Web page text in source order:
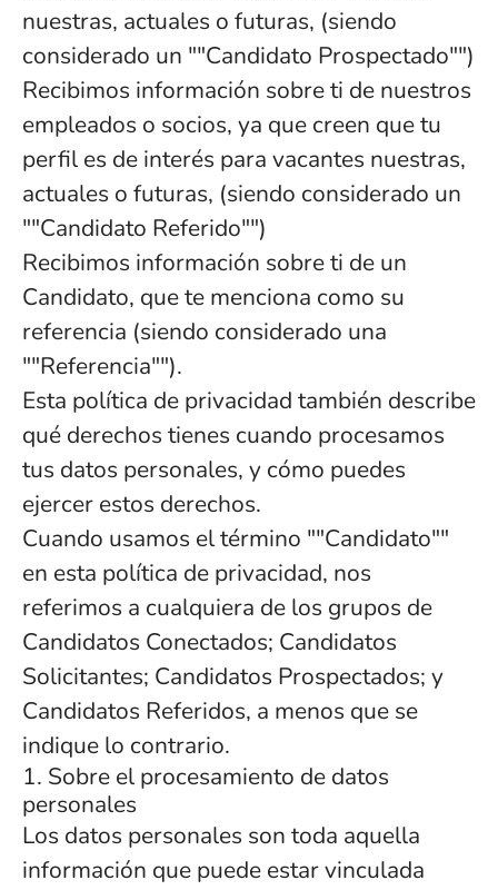
nuestras, actuales o futuras, (siendo
considerado un ""Candidato Prospectado"")
Recibimos información sobre ti de nuestros
empleados o socios, ya que creen que tu
perfil es de interés para vacantes nuestras,
actuales o futuras, (siendo considerado un
""Candidato Referido"")
Recibimos información sobre ti de un
Candidato, que te menciona como su
referencia (siendo considerado una
""Referencia"").
Esta política de privacidad también describe
qué derechos tienes cuando procesamos
tus datos personales, y cómo puedes
ejercer estos derechos.
Cuando usamos el término ""Candidato""
en esta política de privacidad, nos
referimos a cualquiera de los grupos de
Candidatos Conectados; Candidatos
Solicitantes; Candidatos Prospectados; y
Candidatos Referidos, a menos que se
indique lo contrario.
1. Sobre el procesamiento de datos
personales
Los datos personales son toda aquella
información que puede estar vinculada